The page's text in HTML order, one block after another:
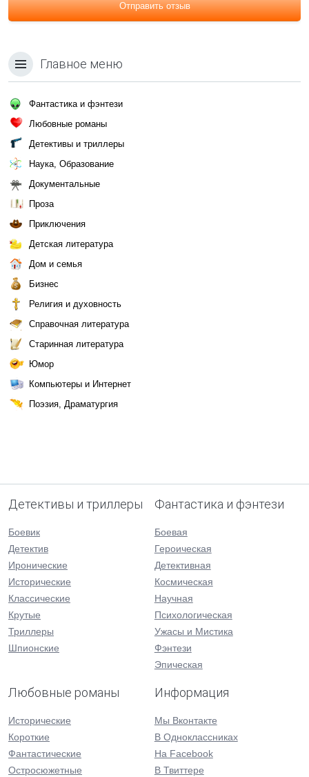
Отправить отзыв
Главное меню
Фантастика и фэнтези
Любовные романы
Детективы и триллеры
Наука, Образование
Документальные
Проза
Приключения
Детская литература
Дом и семья
Бизнес
Религия и духовность
Справочная литература
Старинная литература
Юмор
Компьютеры и Интернет
Поэзия, Драматургия
Детективы и триллеры
Боевик
Детектив
Иронические
Исторические
Классические
Крутые
Триллеры
Шпионские
Фантастика и фэнтези
Боевая
Героическая
Детективная
Космическая
Научная
Психологическая
Ужасы и Мистика
Фэнтези
Эпическая
Любовные романы
Исторические
Короткие
Фантастические
Остросюжетные
Информация
Мы Вконтакте
В Одноклассниках
На Facebook
В Твиттере